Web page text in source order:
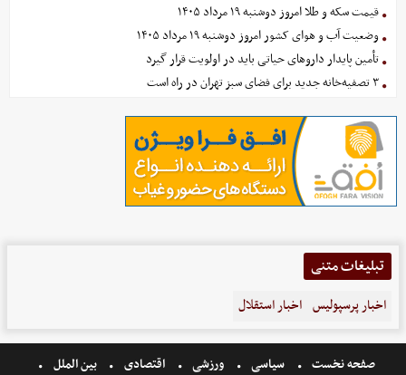
قیمت سکه و طلا امروز دوشنبه ۱۹ مرداد ۱۴۰۵
وضعیت آب و هوای کشور امروز دوشنبه ۱۹ مرداد ۱۴۰۵
تأمین پایدار داروهای حیاتی باید در اولویت قرار گیرد
۳ تصفیه‌خانه جدید برای فضای سبز تهران در راه است
تبلیغات متنی
اخبار پرسپولیس اخبار استقلال
صفحه نخست سیاسی ورزشی اقتصادی بین الملل